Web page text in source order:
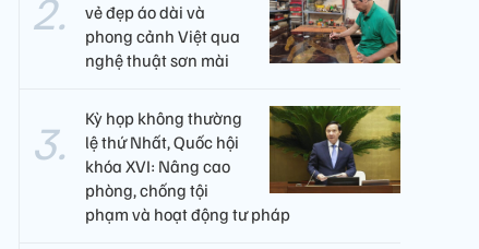
vẻ đẹp áo dài và
phong cảnh Việt qua
nghệ thuật sơn mài
Kỳ họp không thường
lệ thứ Nhất, Quốc hội
khóa XVI: Nâng cao
phòng, chống tội
phạm và hoạt động tư pháp